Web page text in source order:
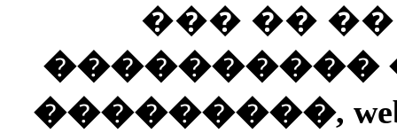
��� ��
����������
���������,